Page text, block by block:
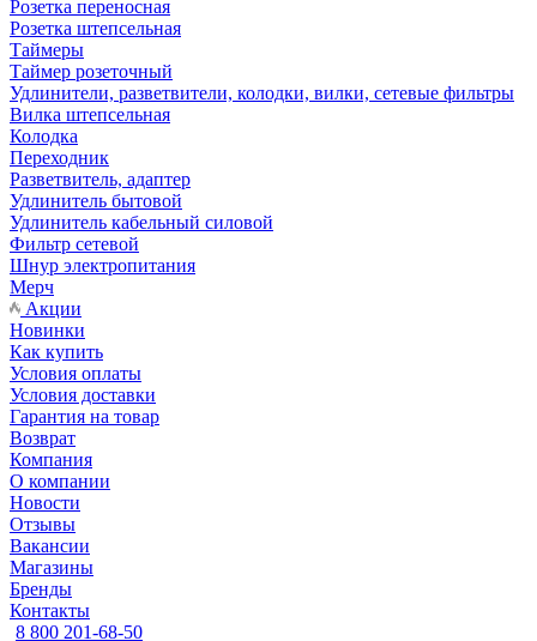
Розетка переносная
Розетка штепсельная
Таймеры
Таймер розеточный
Удлинители, разветвители, колодки, вилки, сетевые фильтры
Вилка штепсельная
Колодка
Переходник
Разветвитель, адаптер
Удлинитель бытовой
Удлинитель кабельный силовой
Фильтр сетевой
Шнур электропитания
Мерч
Акции
Новинки
Как купить
Условия оплаты
Условия доставки
Гарантия на товар
Возврат
Компания
О компании
Новости
Отзывы
Вакансии
Магазины
Бренды
Контакты
8 800 201-68-50